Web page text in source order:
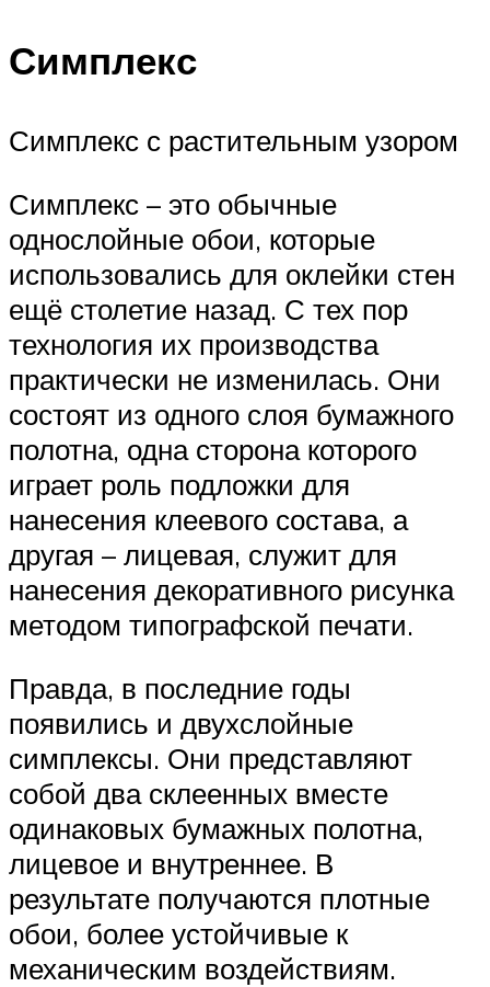
Симплекс
Симплекс с растительным узором
Симплекс – это обычные
однослойные обои, которые
использовались для оклейки стен
ещё столетие назад. С тех пор
технология их производства
практически не изменилась. Они
состоят из одного слоя бумажного
полотна, одна сторона которого
играет роль подложки для
нанесения клеевого состава, а
другая – лицевая, служит для
нанесения декоративного рисунка
методом типографской печати.
Правда, в последние годы
появились и двухслойные
симплексы. Они представляют
собой два склеенных вместе
одинаковых бумажных полотна,
лицевое и внутреннее. В
результате получаются плотные
обои, более устойчивые к
механическим воздействиям.